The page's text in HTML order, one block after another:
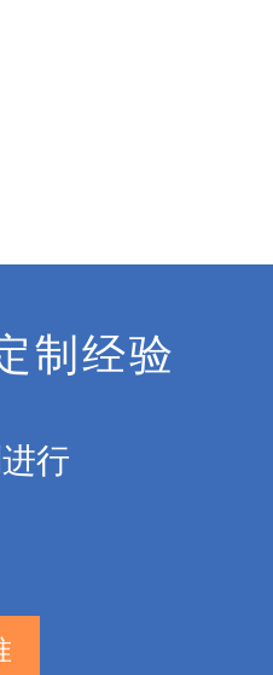
制经验
行